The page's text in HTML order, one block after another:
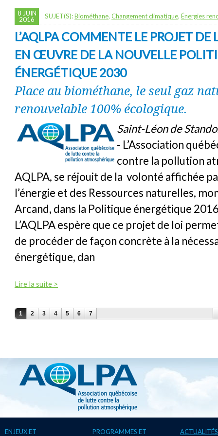
8 JUIN
2016
SUJET(S):Biométhane, Changement climatique, Énergies
L’AQLPA COMMENTE LE PROJET DE
EN ŒUVRE DE LA NOUVELLE
ÉNERGÉTIQUE 2030
Place au biométhane, le seul gaz
renouvelable 100% écologique.
Saint-Léon de
- L’Association
contre la pollution
AQLPA, se réjouit de la volonté affichée
l’énergie et des Ressources naturelles,
Arcand, dans la Politique énergétique
L’AQLPA espère que ce projet de loi
de procéder de façon concrète à la
énergétique, dan
Lire la suite >
PAGES
1 2 3 4 5 6 7
ENJEUX ET
PROGRAMMES ET
ACTUALITÉS